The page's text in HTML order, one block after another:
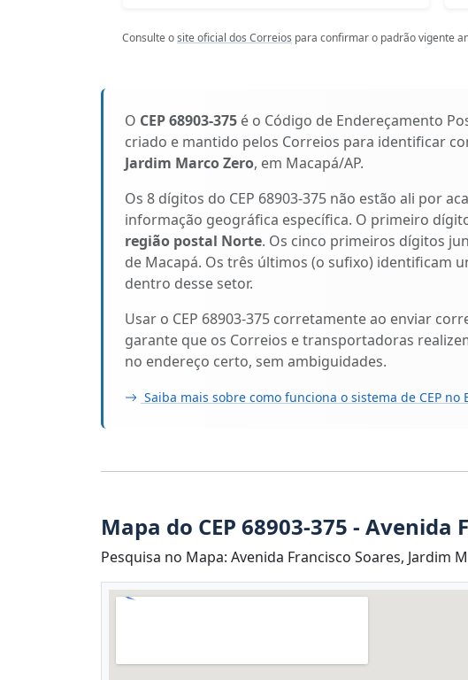
Consulte osite oficial dos Correios para confirmar o padrão vigente
O CEP 68903-375 é o Código de Endereçamento
criado e mantido pelos Correios para identificar
Jardim Marco Zero, em Macapá/AP.
Os 8 dígitos do CEP 68903-375 não estão ali por
informação geográfica específica. O primeiro
região postal Norte. Os cinco primeiros dígitos
de Macapá. Os três últimos (o sufixo) identificam
dentro desse setor.
Usar o CEP 68903-375 corretamente ao enviar
garante que os Correios e transportadoras
no endereço certo, sem ambiguidades.
Saiba mais sobre como funciona o sistema de CEP no
Mapa do CEP 68903-375 - Avenida
Pesquisa no Mapa: Avenida Francisco Soares, Jardim